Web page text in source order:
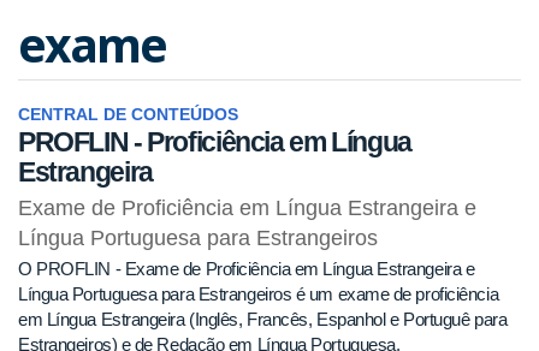
exame
CENTRAL DE CONTEÚDOS
PROFLIN - Proficiência em Língua
Estrangeira
Exame de Proficiência em Língua Estrangeira e
Língua Portuguesa para Estrangeiros
O PROFLIN - Exame de Proficiência em Língua Estrangeira e
Língua Portuguesa para Estrangeiros é um exame de proficiência
em Língua Estrangeira (Inglês, Francês, Espanhol e Portuguê para
Estrangeiros) e de Redação em Língua Portuguesa.